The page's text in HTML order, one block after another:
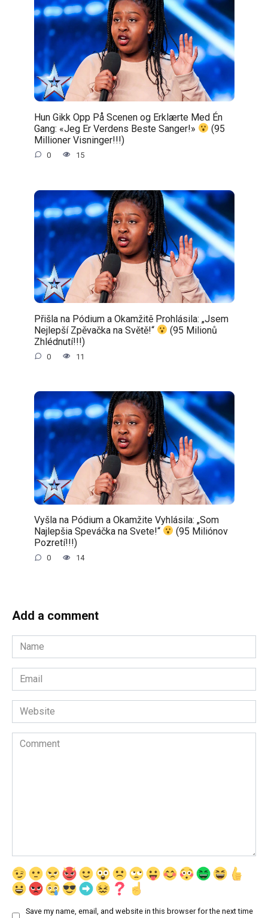
Hun Gikk Opp På Scenen og Erklærte Med Én
Gang: «Jeg Er Verdens Beste Sanger!»
(95
Millioner Visninger!!!)
0 15
Přišla na Pódium a Okamžitě Prohlásila: „Jsem
Nejlepší Zpěvačka na Světě!“
(95 Milionů
Zhlédnutí!!!)
0 11
Vyšla na Pódium a Okamžite Vyhlásila: „Som
Najlepšia Speváčka na Svete!“
(95 Miliónov
Pozretí!!!)
0 14
Add a comment
Name
*
Email
*
Website
Comment
Save my name, email, and website in this browser for the next time